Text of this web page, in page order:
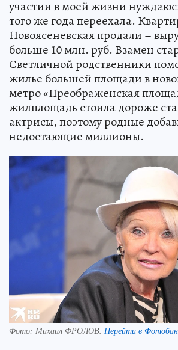
участии в моей жизни
того же года переехала.
Новоясеневская продали –
больше 10 млн. руб. Взамен
Светличной родственники
жилье большей площади в
метро «Преображенская
жилплощадь стоила дороже
актрисы, поэтому родные
недостающие миллионы.
Фото: Михаил ФРОЛОВ. Перейти в